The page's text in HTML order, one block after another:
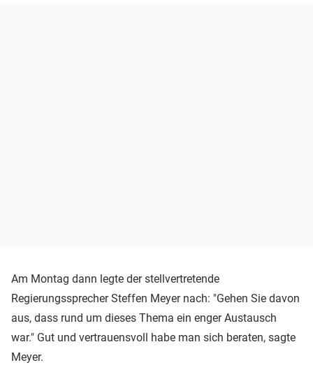
Am Montag dann legte der stellvertretende
Regierungssprecher Steffen Meyer nach: "Gehen Sie davon
aus, dass rund um dieses Thema ein enger Austausch
war." Gut und vertrauensvoll habe man sich beraten, sagte
Meyer.